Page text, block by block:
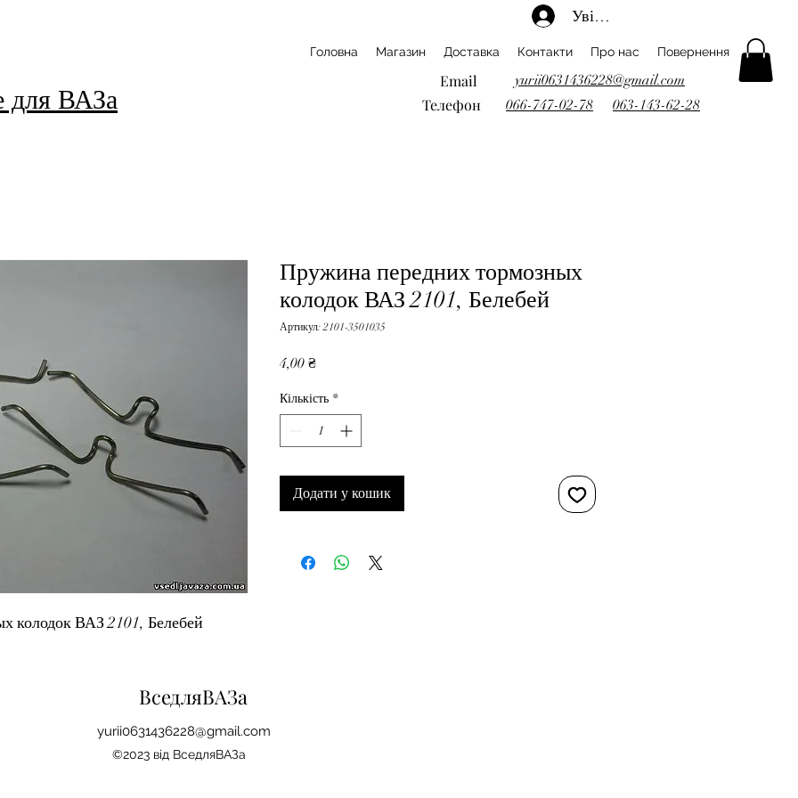
Увійти
Головна Магазин Доставка Контакти Про нас Повернення
для ВАЗа
Email yurii0631436228@gmail.com
Телефон 066-747-02-78 063-143-62-28
колодок ВАЗ 2101, Белебей
Пружина передних тормозных
колодок ВАЗ 2101, Белебей
Артикул: 2101-3501035
4,00 ₴Ціна
Кількість *
Додати у кошик
ВседляВАЗа
yurii0631436228@gmail.com
©2023 від ВседляВАЗа